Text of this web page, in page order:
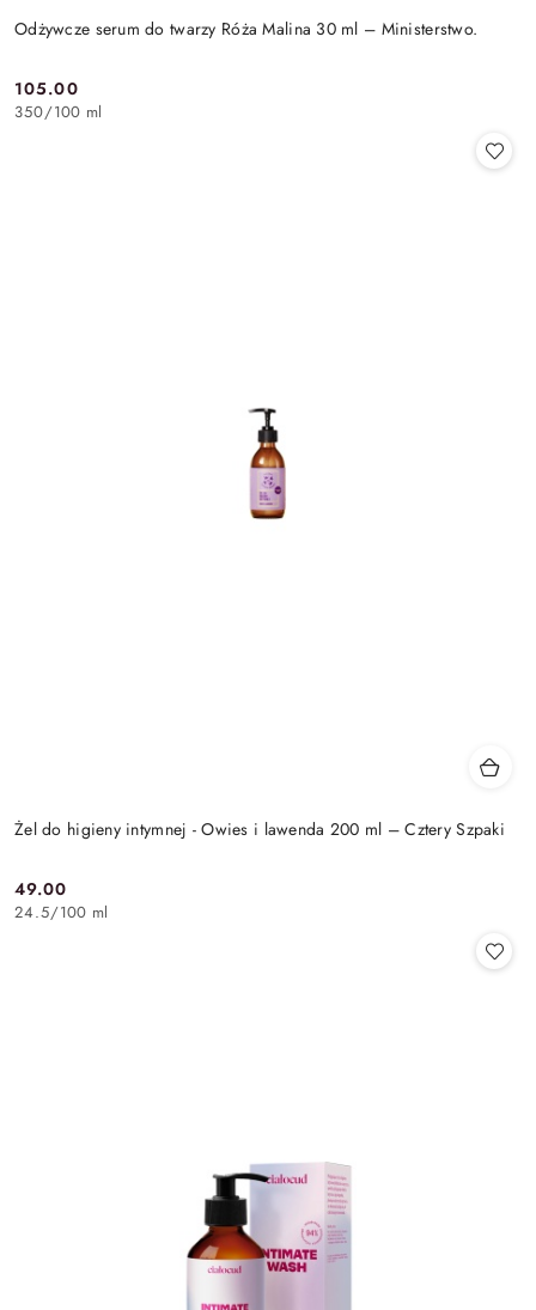
Odżywcze serum do twarzy Róża Malina 30 ml – Ministerstwo.
Cena:
105.00
350/100 ml
Żel do higieny intymnej - Owies i lawenda 200 ml – Cztery Szpaki
Cena:
49.00
24.5/100 ml